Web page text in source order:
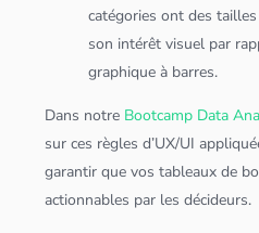
catégories ont des
son intérêt visuel par
graphique à barres.
Dans notre Bootcamp Data
sur ces règles d’UX/UI
garantir que vostableaux de
actionnables par les décideurs.